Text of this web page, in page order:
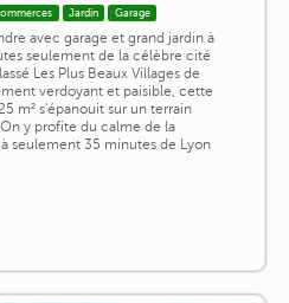
Jardin Garage
avec garage et grand jardin à
seulement de la célèbre cité
Les Plus Beaux Villages de
verdoyant et paisible, cette
m² s'épanouit sur un terrain
y profite du calme de la
seulement 35 minutes de Lyon